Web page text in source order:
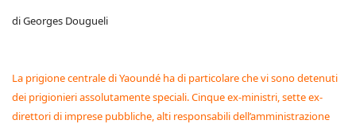
di Georges Dougueli
La prigione centrale di Yaoundé ha di particolare che vi sono detenuti
dei prigionieri assolutamente speciali. Cinque ex-ministri, sette ex-
direttori di imprese pubbliche, alti responsabili dell’amministrazione